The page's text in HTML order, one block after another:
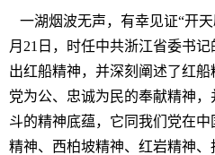
一湖烟波无声，有幸见证“开
月21日，时任中共浙江省委书
出红船精神，并深刻阐述了红
党为公、忠诚为民的奉献精神
斗的精神底蕴，它同我们党在
精神、西柏坡精神、红岩精神